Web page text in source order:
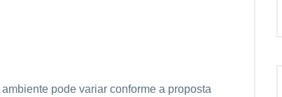
pode variar conforme a proposta